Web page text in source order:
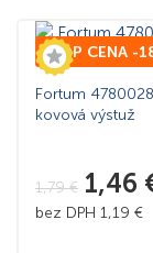
TOP CENA -
Fortum
kovová výstuž
1,79€ 1,46
bez DPH 1,19 €